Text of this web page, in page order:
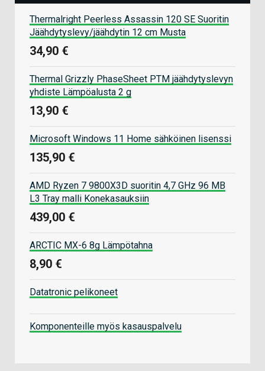
Thermalright Peerless Assassin 120 SE Suoritin
Jäähdytyslevy/jäähdytin 12 cm Musta
34,90 €
Thermal Grizzly PhaseSheet PTM jäähdytyslevyn
yhdiste Lämpöalusta 2 g
13,90 €
Microsoft Windows 11 Home sähköinen lisenssi
135,90 €
AMD Ryzen 7 9800X3D suoritin 4,7 GHz 96 MB
L3 Tray malli Konekasauksiin
439,00 €
ARCTIC MX-6 8g Lämpötahna
8,90 €
Datatronic pelikoneet
Komponenteille myös kasauspalvelu